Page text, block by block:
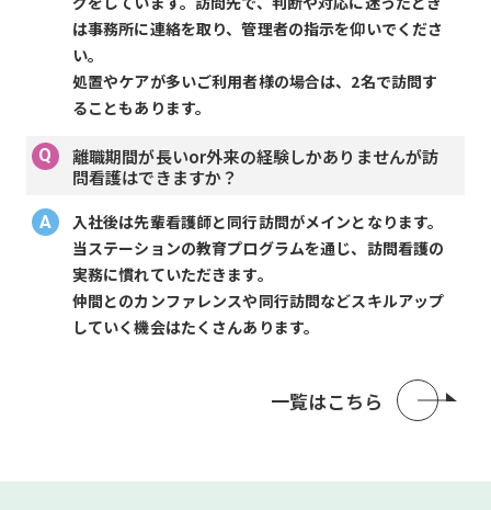
は事務所に連絡を取り、管理者の指示を仰いでくださ
い。
処置やケアが多いご利用者様の場合は、2名で訪問す
ることもあります。
離職期間が長いor外来の経験しかありませんが訪
問看護はできますか？
入社後は先輩看護師と同行訪問がメインとなります。
当ステーションの教育プログラムを通じ、訪問看護の
実務に慣れていただきます。
仲間とのカンファレンスや同行訪問などスキルアップ
していく機会はたくさんあります。
一覧はこちら